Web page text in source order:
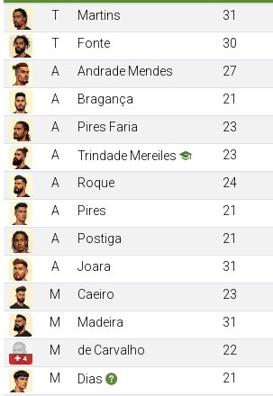
T
Martins 31
T
Fonte 30
A
Andrade Mendes 27
A
Bragança 21
A
Pires Faria 23
A
Trindade Mereiles 23
A
Roque 24
A
Pires 21
A
Postiga 21
A
Joara 31
M
Caeiro 23
M
Madeira 31
✚ 4
M de Carvalho 22
M
Dias 21